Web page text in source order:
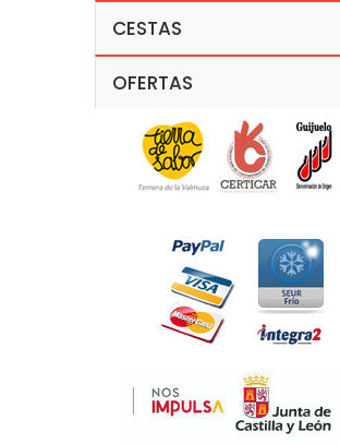
CESTAS
OFERTAS